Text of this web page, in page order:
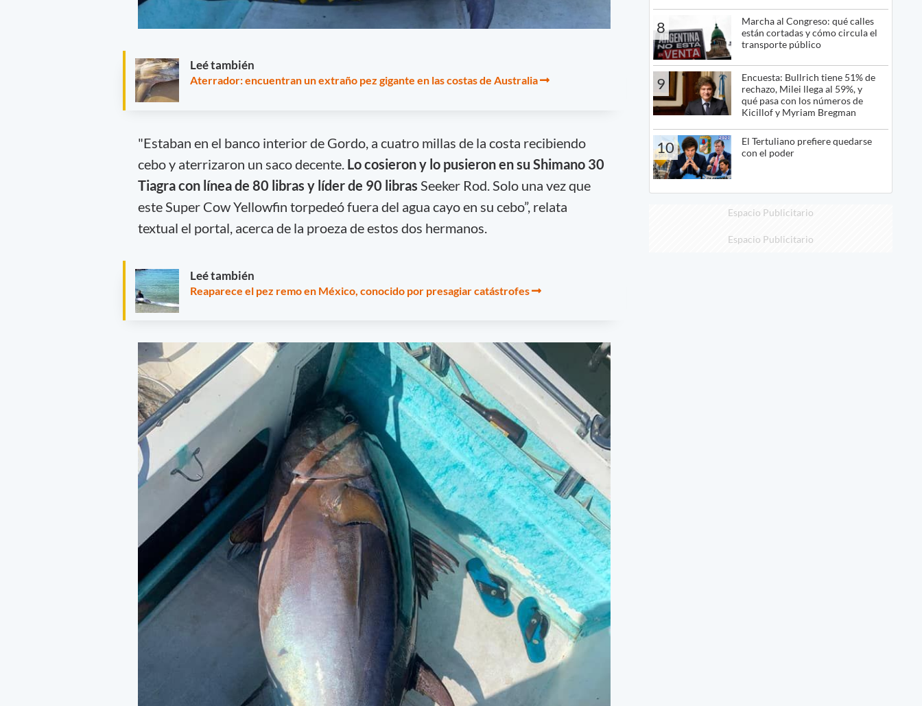
Leé también
Aterrador: encuentran un extraño pez gigante en las costas de Australia
"Estaban en el banco interior de Gordo, a cuatro millas de la costa recibiendo
cebo y aterrizaron un saco decente. Lo cosieron y lo pusieron en su Shimano 30
Tiagra con línea de 80 libras y líder de 90 libras Seeker Rod. Solo una vez que
este Super Cow Yellowfin torpedeó fuera del agua cayo en su cebo”, relata
textual el portal, acerca de la proeza de estos dos hermanos.
Leé también
Reaparece el pez remo en México, conocido por presagiar catástrofes
8
Marcha al Congreso: qué calles
están cortadas y cómo circula el
transporte público
9
Encuesta: Bullrich tiene 51% de
rechazo, Milei llega al 59%, y
qué pasa con los números de
Kicillof y Myriam Bregman
10
El Tertuliano prefiere quedarse
con el poder
Espacio Publicitario
Espacio Publicitario